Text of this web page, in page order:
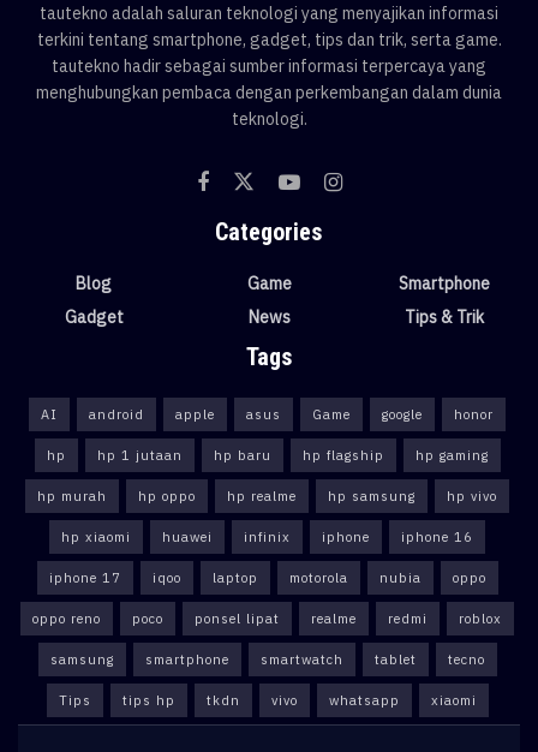
tautekno adalah saluran teknologi yang menyajikan informasi
terkini tentang smartphone, gadget, tips dan trik, serta game.
tautekno hadir sebagai sumber informasi terpercaya yang
menghubungkan pembaca dengan perkembangan dalam dunia
teknologi.
Categories
Blog
Gadget
Game
News
Smartphone
Tips & Trik
Tags
AI android apple asus Game google honor
hp hp 1 jutaan hp baru hp flagship hp gaming
hp murah hp oppo hp realme hp samsung hp vivo
hp xiaomi huawei infinix iphone iphone 16
iphone 17 iqoo laptop motorola nubia oppo
oppo reno poco ponsel lipat realme redmi roblox
samsung smartphone smartwatch tablet tecno
Tips tips hp tkdn vivo whatsapp xiaomi